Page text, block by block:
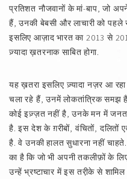
प्रतिशत नौजवानों के मां-बाप, जो
हैं, उनकी बेबसी और लाचारी को
इसलिए आज़ाद भारत का 2013 से
ज़्यादा ख़तरनाक साबित होगा.
यह ख़तरा इसलिए ज़्यादा नज़र आ
चला रहे हैं, उनमें लोकतांत्रिक समझ
कोई इज़्ज़त नहीं है, उनके मन में जनता
है. इस देश के ग़रीबों, वंचितों, दलितों
है. वे उनकी हालत सुधारना नहीं
का है कि जो भी अपनी तकलीफ़ों के
उन्हें भ्रष्टाचार में इस तरी़के से